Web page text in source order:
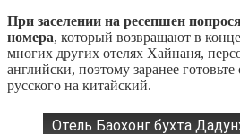
При заселении на ресепшен
номера, который возвращают в
многих других отелях Хайнаня,
английски, поэтому заранее
русского на китайский.
Отель Баохонг бухта